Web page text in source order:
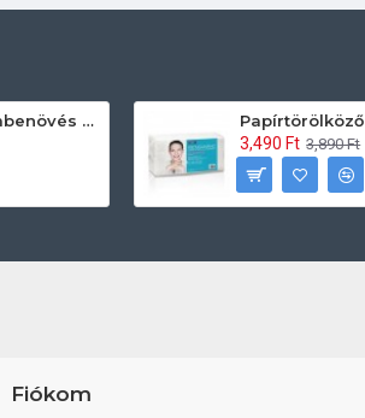
Prontoman körömbenövés kezelő gél tamponáláshoz 20 ml
3,490 Ft 3,890 Ft
Fiókom